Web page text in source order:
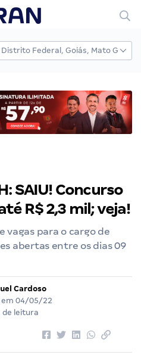
SAIU! Concurso
R$ 2,3 mil; veja!
vagas para o cargo de
abertas entre os dias 09
Cardoso
em 04/05/22
de leitura